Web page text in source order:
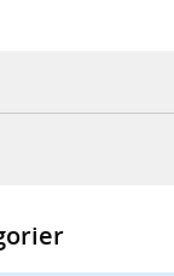
extern webbplats,
din e-postklient,